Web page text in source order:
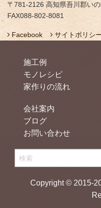
〒781-2126 高知県吾川郡
FAX088-802-8081
Facebook サイトポリシ
施工例
モノレシピ
家作りの流れ
会社案内
ブログ
お問い合わせ
Copyright © 2015-